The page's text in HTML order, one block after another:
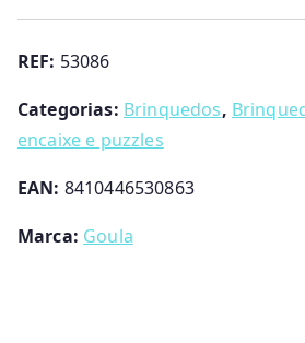
REF: 53086
Categorias: Brinquedos,
encaixe e puzzles
EAN: 8410446530863
Marca: Goula